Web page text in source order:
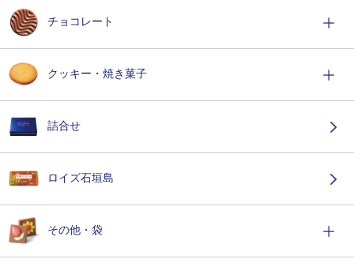
チョコレート
クッキー・焼き菓子
詰合せ
ロイズ石垣島
その他・袋